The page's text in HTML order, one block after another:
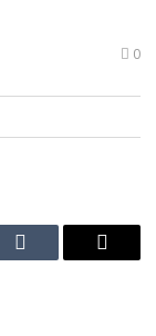
0
Tumblr
E-